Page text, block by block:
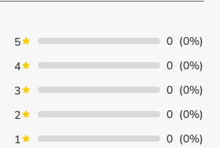
5 0 (0%)
4
0 (0%)
3
0 (0%)
2
0 (0%)
1
0 (0%)